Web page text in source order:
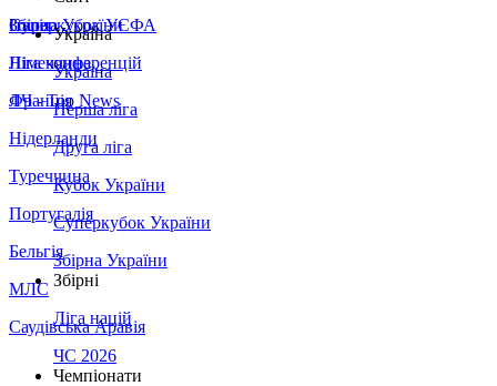
Збірна України
Італія
Німеччина
Франція
Нідерланди
Туреччина
Португалія
Бельгія
МЛС
Саудівська Аравія
Суперкубок УЄФА
Ліга конференцій
ЛЧ - Top News
Україна
Україна
Перша ліга
Друга ліга
Кубок України
Суперкубок України
Збірна України
Збірні
Ліга націй
ЧС 2026
Чемпіонати